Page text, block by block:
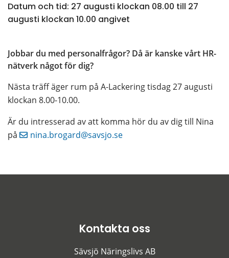
Datum och tid: 27 augusti klockan 08.00 till 27
augusti klockan 10.00 angivet
Jobbar du med personalfrågor? Då är kanske vårt HR-
nätverk något för dig?
Nästa träff äger rum på A-Lackering tisdag 27 augusti
klockan 8.00-10.00.
Är du intresserad av att komma hör du av dig till Nina
på
nina.brogard@savsjo.se
Kontakta oss
Sävsjö Näringslivs AB